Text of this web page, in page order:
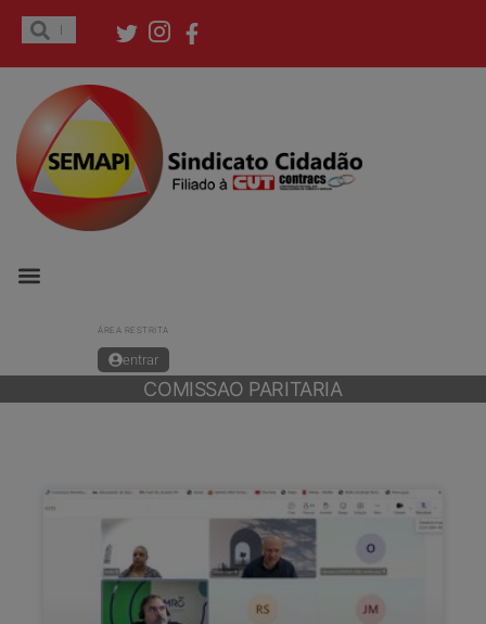
ÁREA RESTRITA
entrar
COMISSAO PARITARIA